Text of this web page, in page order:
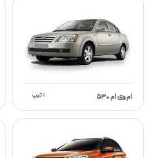
ام وی ام ۵۳۰ ۱ تیپ